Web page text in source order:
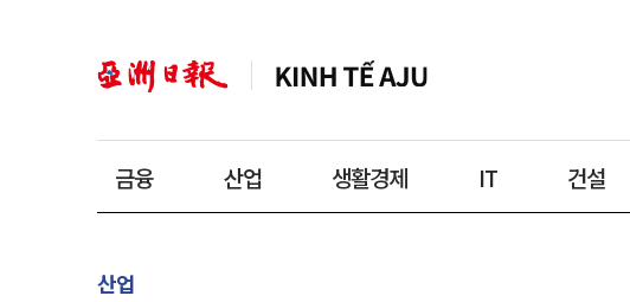
금융 산업 생활경제 IT 건설
산업